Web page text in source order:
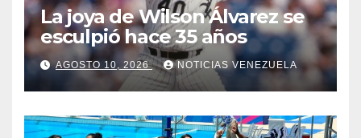
La joya de Wilson Álvarez se
esculpió hace 35 años
AGOSTO 10, 2026 NOTICIAS VENEZUELA